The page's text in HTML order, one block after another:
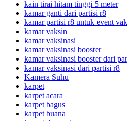
kain tirai hitam tinggi 5 meter
kamar ganti dari partisi r8
kamar partisi r8 untuk event
kamar vaksin
kamar vaksinasi
kamar vaksinasi booster
kamar vaksinasi booster dari
kamar vaksinasi dari partisi r8
Kamera Suhu
karpet
karpet acara
karpet bagus
karpet buana